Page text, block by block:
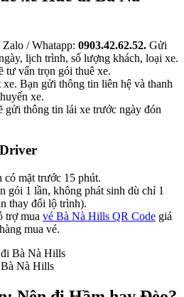
/ Whatapp: 0903.42.62.52. Gửi
lịch trình, số lượng khách, loại xe.
tư vấn trọn gói thuê xe.
xe. Bạn gửi thông tin liên hệ và thanh
xe.
gửi thông tin lái xe trước ngày đón
có mặt trước 15 phút.
gói 1 lần, không phát sinh dù chỉ 1
thay đổi lộ trình).
trợ mua vé Bà Nà Hills QR Code giá
mua vé.
Nà Hills